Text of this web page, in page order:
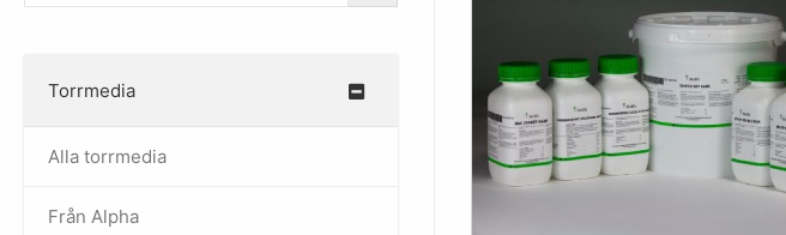
Torrmedia
–
Alla torrmedia
Från Alpha
–